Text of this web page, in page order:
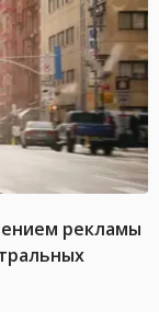
рекламы